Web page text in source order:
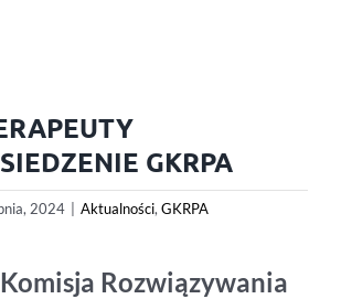
GKRPA
2024 Aktualności, GKRPA
Rozwiązywania